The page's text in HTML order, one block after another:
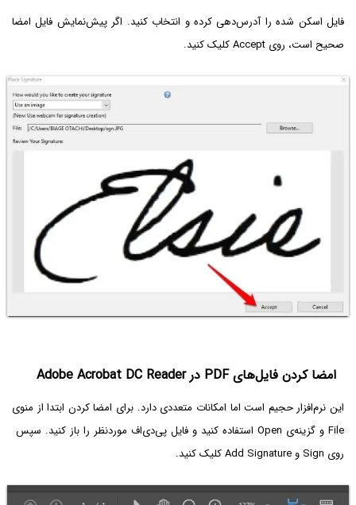
فایل اسکن شده را آدرس‌دهی کرده و انتخاب کنید. اگر پیش‌نمایش فایل امضا
صحیح است، روی Accept کلیک کنید.
امضا کردن فایل‌های PDF در Adobe Acrobat DC Reader
این نرم‌افزار حجیم است اما امکانات متعددی دارد. برای امضا کردن ابتدا از منوی
File و گزینه‌ی Open استفاده کنید و فایل پی‌دی‌اف موردنظر را باز کنید. سپس
روی Sign و Add Signature کلیک کنید.